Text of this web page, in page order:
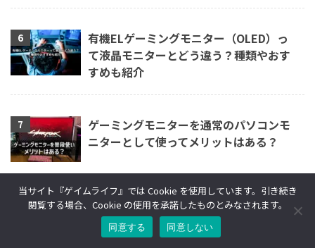
有機ELゲーミングモニター（OLED）っ
て液晶モニターとどう違う？種類やおす
すめも紹介
ゲーミングモニターを通常のパソコンモ
ニターとして使ってメリットはある？
【最新】PS5おすすめモニターランキン
グ10選！「FPS/4K/WQHD/120Hz」安い
コスパモニターも！
当サイト『ゲイムライフ』では Cookie を使用しています。引き続き
閲覧する場合、Cookie の使用を承諾したものとみなされます。
同意する 同意しない